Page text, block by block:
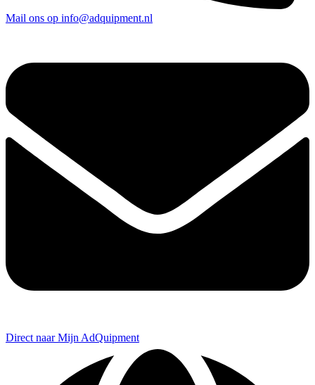
Mail ons op info@adquipment.nl
Direct naar Mijn AdQuipment